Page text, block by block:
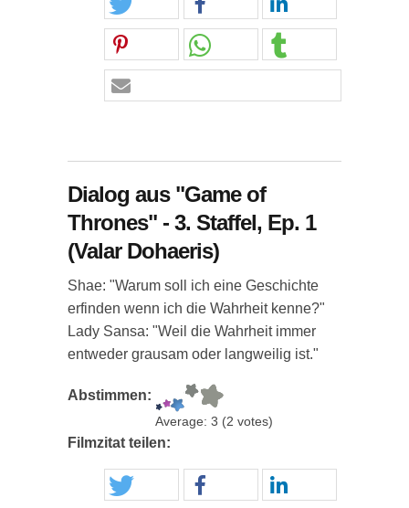
Dialog aus "Game of
Thrones" - 3. Staffel, Ep. 1
(Valar Dohaeris)
Shae: "Warum soll ich eine Geschichte
erfinden wenn ich die Wahrheit kenne?"
Lady Sansa: "Weil die Wahrheit immer
entweder grausam oder langweilig ist."
Abstimmen:
Average: 3 (2 votes)
Filmzitat teilen: